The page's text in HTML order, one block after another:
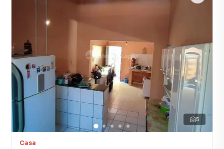
5
Casa